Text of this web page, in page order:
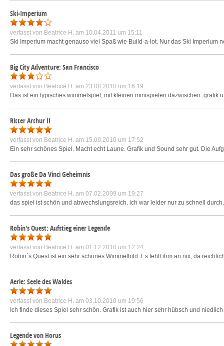
Ski-Imperium
verfasst von Beatrice H. am 10.04.2011 um 15:11
Ski Imperium macht genauso viel Spaß wie Build-a-lot. Nur das Ski Imperium
Big City Adventure: San Francisco
verfasst von Beatrice H. am 23.08.2010 um 16:19
Das ist ein typisches wimmelspiel, mit kleinen minispielen dazwischen.
Ritter Arthur II
verfasst von Beatrice H. am 15.09.2010 um 17:52
Ein sehr schönes Spiel. Macht echt Laune. Grafik und Sound sehr gut. Die
Das große Da Vinci Geheimnis
verfasst von Beatrice H. am 07.02.2009 um 19:27
das spiel ist schön und abwechslungsreich. ich war leider nur zu schnell
Robin's Quest: Aufstieg einer Legende
verfasst von Beatrice H. am 01.12.2010 um 12:24
Robin´s Quest ist ein sehr schönes Wimmelbild. Es fehlt ihm an nix, da
Aerie: Seele des Waldes
verfasst von Beatrice H. am 03.10.2010 um 19:56
Ich finde dieses Spiel sehr schön. Grafik ist auch hier sehr hübsch und
Legende von Horus